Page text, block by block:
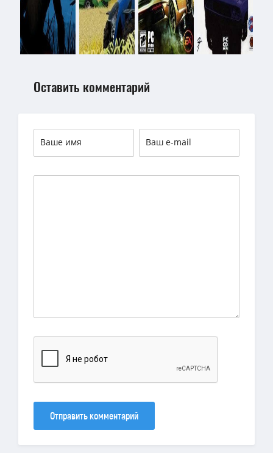
Оставить комментарий
Отправить комментарий